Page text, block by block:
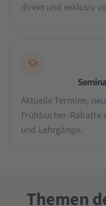
direkt und exklusiv
Aktuelle Termine,
Frühbucher-Rabatte
und Lehrgänge.
Themen